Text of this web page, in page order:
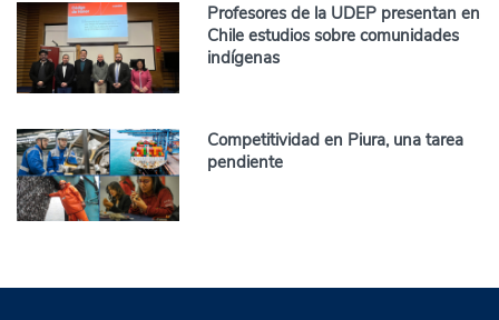
Profesores de la UDEP presentan en
Chile estudios sobre comunidades
indígenas
Competitividad en Piura, una tarea
pendiente